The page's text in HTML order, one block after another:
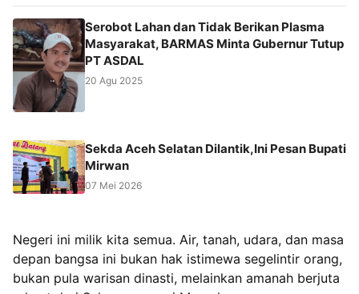
Serobot Lahan dan Tidak Berikan Plasma
Masyarakat, BARMAS Minta Gubernur Tutup
PT ASDAL
20 Agu 2025
Sekda Aceh Selatan Dilantik,Ini Pesan Bupati
Mirwan
07 Mei 2026
Negeri ini milik kita semua. Air, tanah, udara, dan masa
depan bangsa ini bukan hak istimewa segelintir orang,
bukan pula warisan dinasti, melainkan amanah berjuta